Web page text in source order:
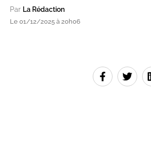
Par La Rédaction
Le 01/12/2025 à 20h06